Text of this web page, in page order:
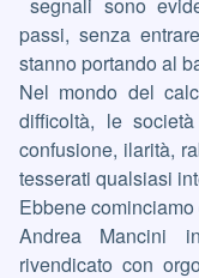
segnali sono
passi, senza
stanno portando al
Nel mondo del
difficoltà, le
confusione, ilarità,
tesserati qualsiasi
Ebbene cominciamo
Andrea Mancini
rivendicato con